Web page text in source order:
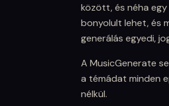
között, és néha
bonyolult lehet, és
generálás egyedi,
A MusicGenerate
a témádat minden
nélkül.